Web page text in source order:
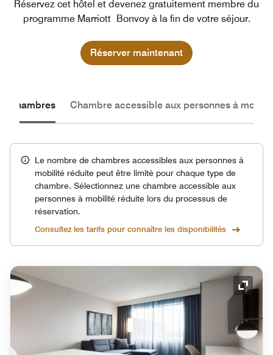
Réservez cet hôtel et devenez gratuitement membre du
programme Marriott Bonvoy à la fin de votre séjour.
Réserver maintenant
chambres Chambre accessible aux personnes à
Le nombre de chambres accessibles aux personnes à
mobilité réduite peut être limité pour chaque type de
chambre. Sélectionnez une chambre accessible aux
personnes à mobilité réduite lors du processus de
réservation.
Consultez les tarifs pour connaître les disponibilités
Icône